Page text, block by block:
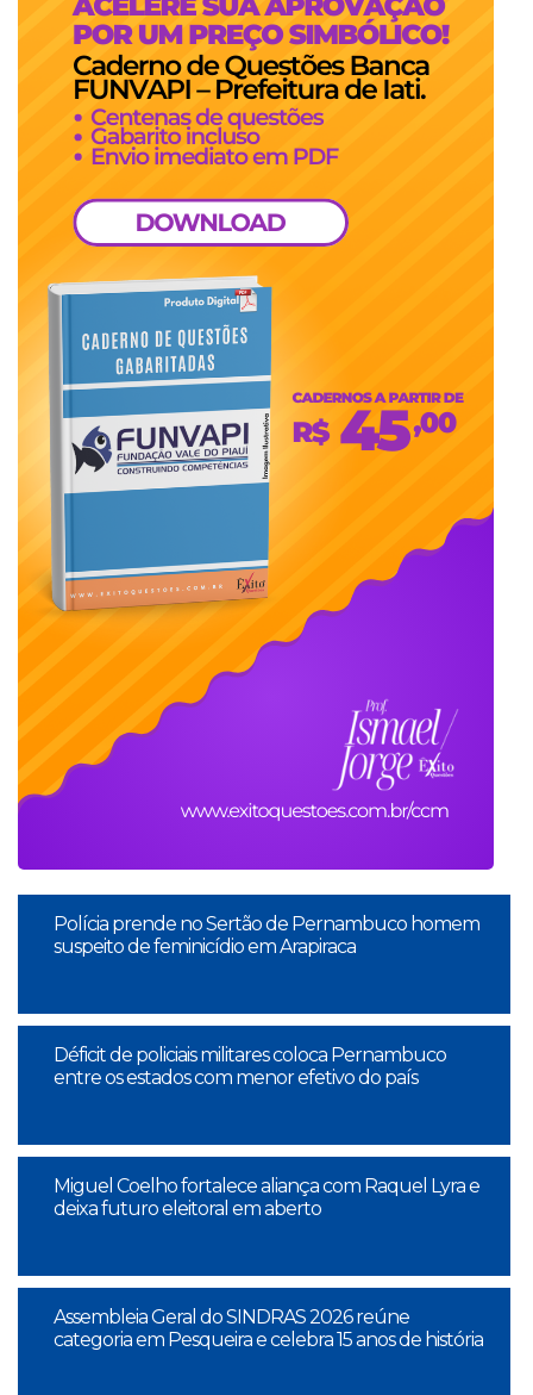
Polícia prende no Sertão de Pernambuco homem
suspeito de feminicídio em Arapiraca
Déficit de policiais militares coloca Pernambuco
entre os estados com menor efetivo do país
Miguel Coelho fortalece aliança com Raquel Lyra e
deixa futuro eleitoral em aberto
Assembleia Geral do SINDRAS 2026 reúne
categoria em Pesqueira e celebra 15 anos de história